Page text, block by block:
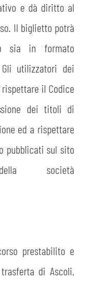
e dà diritto al
Il biglietto potrà
sia in formato
utilizzatori dei
il Codice
dei titoli di
ed a rispettare
pubblicati sul sito
società
prestabilito e
di Ascoli.